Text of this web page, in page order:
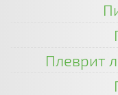
Плеврит